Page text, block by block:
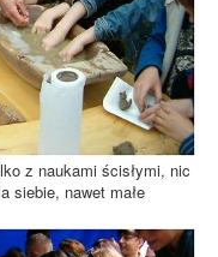
z naukami ścisłymi, nic
siebie, nawet małe